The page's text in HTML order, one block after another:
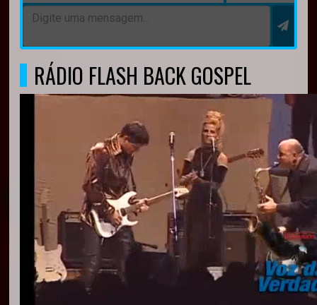
RÁDIO FLASH BACK GOSPEL